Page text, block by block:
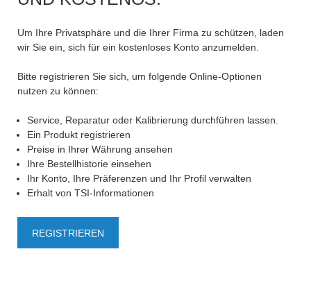
Um Ihre Privatsphäre und die Ihrer Firma zu schützen, laden
wir Sie ein, sich für ein kostenloses Konto anzumelden.
Bitte registrieren Sie sich, um folgende Online-Optionen
nutzen zu können:
Service, Reparatur oder Kalibrierung durchführen lassen.
Ein Produkt registrieren
Preise in Ihrer Währung ansehen
Ihre Bestellhistorie einsehen
Ihr Konto, Ihre Präferenzen und Ihr Profil verwalten
Erhalt von TSI-Informationen
REGISTRIEREN